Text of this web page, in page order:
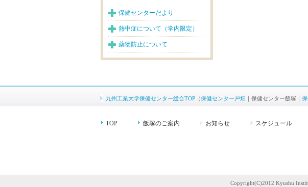
保健センターだより
熱中症について（学内限定）
薬物防止について
九州工業大学保健センター総合TOP （保健センター戸畑 ｜保健センター飯塚｜
TOP 飯塚のご案内 お知らせ スケジュール
Copyright(C)2012 Kyushu